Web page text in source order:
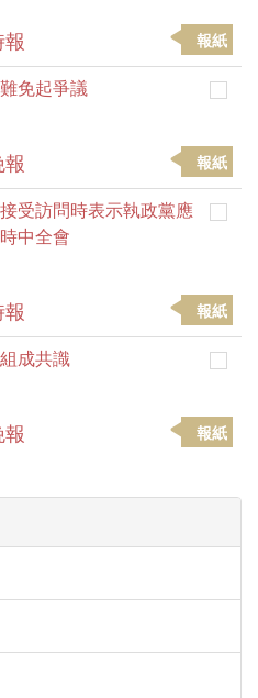
報 報紙
免起爭議
報 報紙
受訪問時表示執政黨應
中全會
報 報紙
成共識
報 報紙